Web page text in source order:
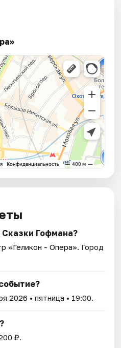
Гофмана?
«Геликон - Опера». Город
2026 • пятница • 19:00.
₽.